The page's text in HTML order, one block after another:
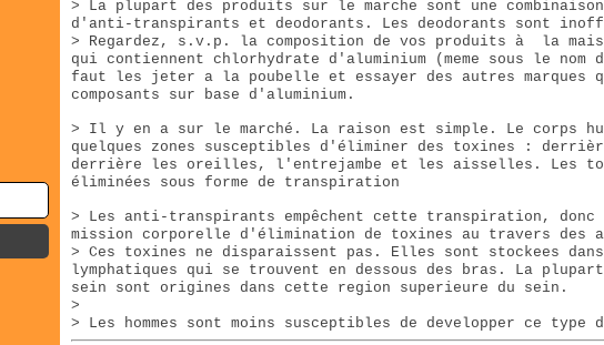
> La plupart des produits sur le marche sont une combinaison
d'anti-transpirants et deodorants. Les deodorants sont
> Regardez, s.v.p. la composition de vos produits à la
qui contiennent chlorhydrate d'aluminium (meme sous le nom
faut les jeter a la poubelle et essayer des autres marques
composants sur base d'aluminium.
> Il y en a sur le marché. La raison est simple. Le corps
quelques zones susceptibles d'éliminer des toxines :
derrière les oreilles, l'entrejambe et les aisselles. Les
éliminées sous forme de transpiration
> Les anti-transpirants empêchent cette transpiration,
mission corporelle d'élimination de toxines au travers des
> Ces toxines ne disparaissent pas. Elles sont stockees
lymphatiques qui se trouvent en dessous des bras. La
sein sont origines dans cette region superieure du sein.
>
> Les hommes sont moins susceptibles de developper ce type